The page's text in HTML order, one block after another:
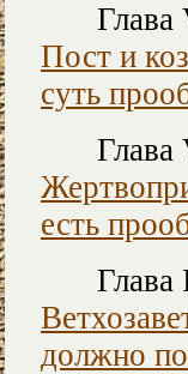
Глава
Пост и
суть
есть
Глава
должно